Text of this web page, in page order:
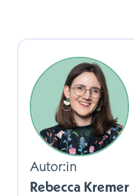
Autor:in
Rebecca Kremer